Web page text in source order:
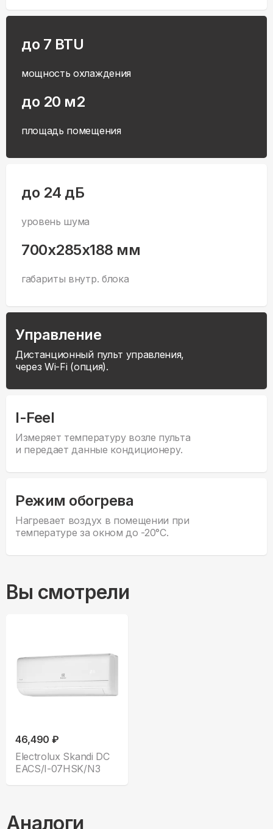
до 7 BTU
мощность охлаждения
до 20 м2
площадь помещения
до 24 дБ
уровень шума
700x285x188 мм
габариты внутр. блока
Управление
Дистанционный пульт управления,
через Wi-Fi (опция).
I-Feel
Измеряет температуру возле пульта
и передает данные кондиционеру.
Режим обогрева
Нагревает воздух в помещении при
температуре за окном до -20°С.
Вы смотрели
46,490 ₽
Electrolux Skandi DC
EACS/I-07HSK/N3
Аналоги